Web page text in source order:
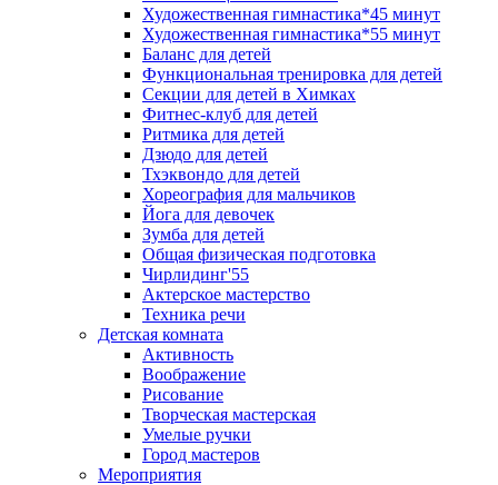
Художественная гимнастика*45 минут
Художественная гимнастика*55 минут
Баланс для детей
Функциональная тренировка для детей
Секции для детей в Химках
Фитнес-клуб для детей
Ритмика для детей
Дзюдо для детей
Тхэквондо для детей
Хореография для мальчиков
Йога для девочек
Зумба для детей
Общая физическая подготовка
Чирлидинг'55
Актерское мастерство
Техника речи
Детская комната
Активность
Воображение
Рисование
Творческая мастерская
Умелые ручки
Город мастеров
Мероприятия